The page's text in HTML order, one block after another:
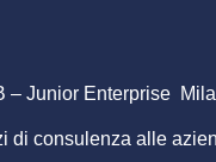
– Junior Enterprise
di consulenza alle